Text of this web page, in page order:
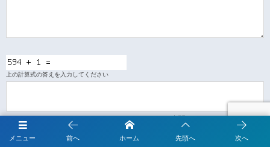
上の計算式の答えを入力してください
メニュー 前へ ホーム 先頭へ 次へ